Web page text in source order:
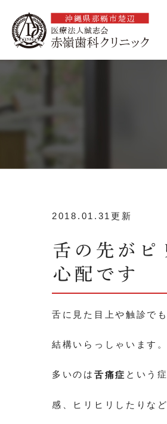
2018.01.31更新
舌の先がピ
心配です
舌に見た目上や触診で
結構いらっしゃいます。
多いのは 舌痛症 という
感、ヒリヒリしたりな